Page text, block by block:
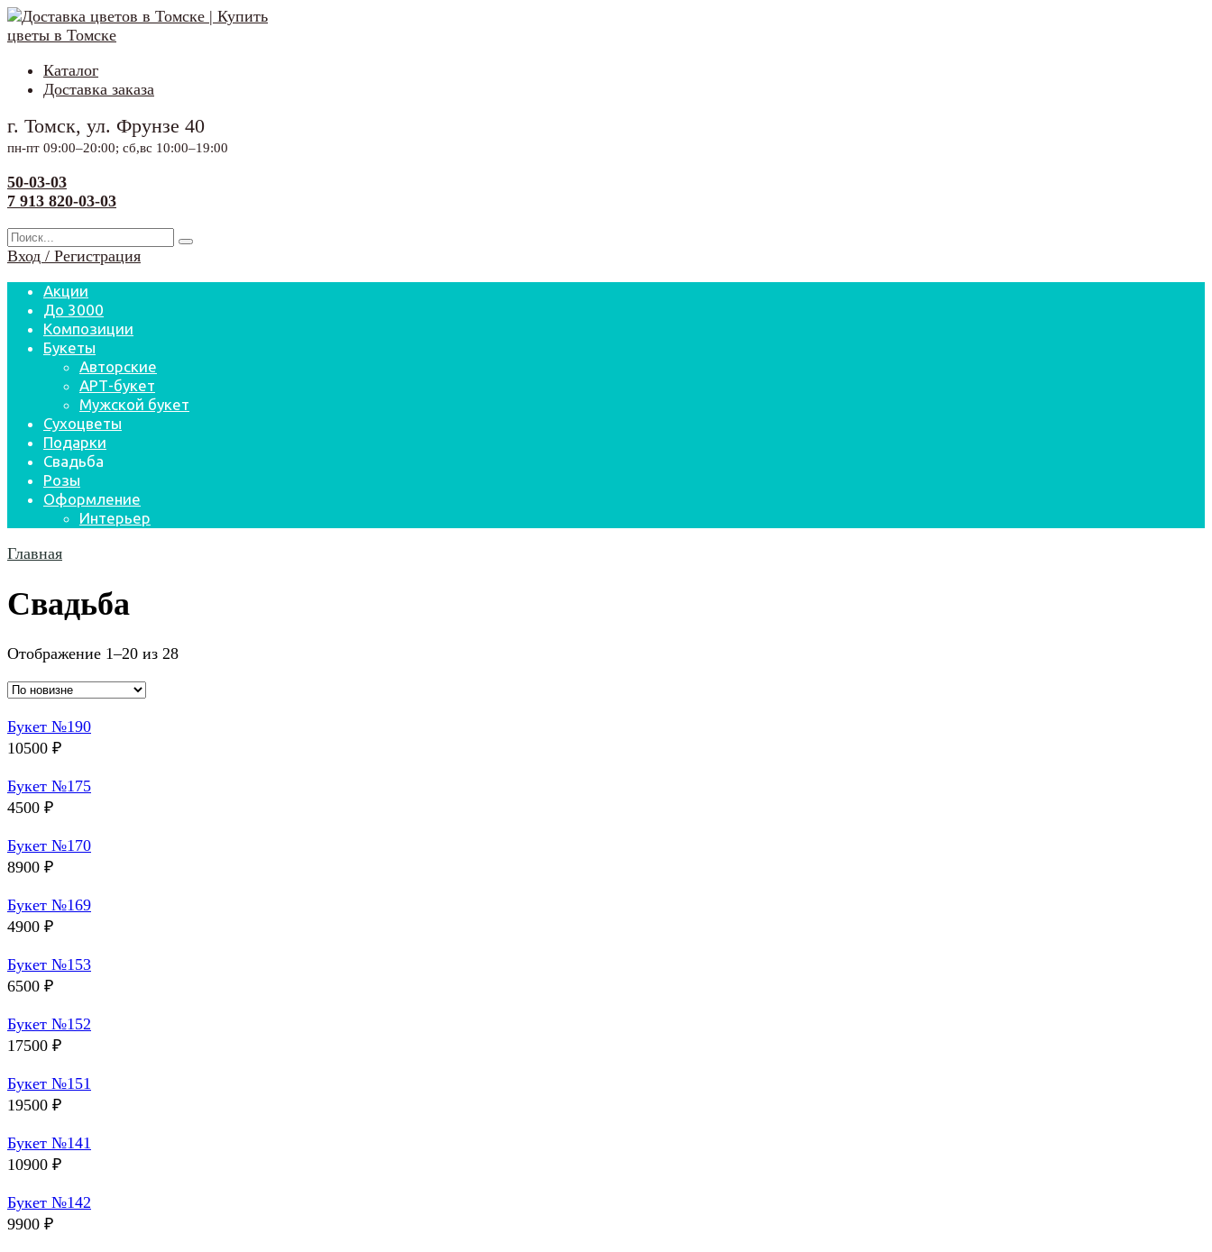
Перейти
к
Каталог
Доставка заказа
г. Томск, ул. Фрунзе 40
пн-пт 09:00–20:00; сб,вс 10:00–19:00
50-03-03
7 913 820-03-03
Search
for:
Вход / Регистрация
Акции
До 3000
Композиции
Букеты
Авторские
АРТ-букет
Мужской букет
Сухоцветы
Подарки
Свадьба
Розы
Оформление
Интерьер
Главная
Свадьба
Отображение 1–20 из 28
Букет №190
10500 ₽
Букет №175
4500 ₽
Букет №170
8900 ₽
Букет №169
4900 ₽
Букет №153
6500 ₽
Букет №152
17500 ₽
Букет №151
19500 ₽
Букет №141
10900 ₽
Букет №142
9900 ₽